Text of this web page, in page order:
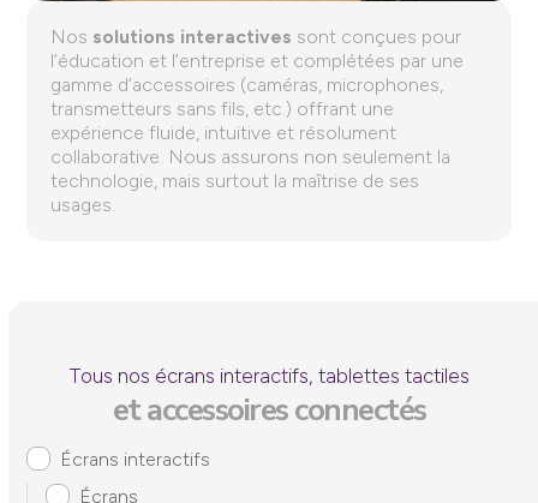
Nos solutions interactives sont conçues pour
l’éducation et l’entreprise et complétées par une
gamme d’accessoires (caméras, microphones,
transmetteurs sans fils, etc.) offrant une
expérience fluide, intuitive et résolument
collaborative. Nous assurons non seulement la
technologie, mais surtout la maîtrise de ses
usages.
Tous nos écrans interactifs, tablettes tactiles
et accessoires connectés
Écrans interactifs
Écrans